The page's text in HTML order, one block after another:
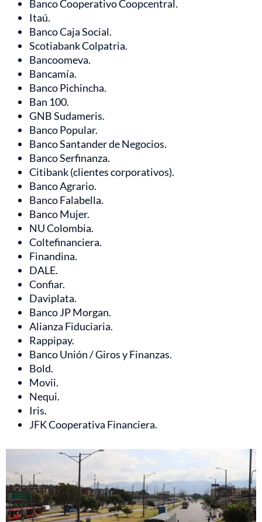
Banco Cooperativo Coopcentral.
Itaú.
Banco Caja Social.
Scotiabank Colpatria.
Bancoomeva.
Bancamía.
Banco Pichincha.
Ban 100.
GNB Sudameris.
Banco Popular.
Banco Santander de Negocios.
Banco Serfinanza.
Citibank (clientes corporativos).
Banco Agrario.
Banco Falabella.
Banco Mujer.
NU Colombia.
Coltefinanciera.
Finandina.
DALE.
Confiar.
Daviplata.
Banco JP Morgan.
Alianza Fiduciaria.
Rappipay.
Banco Unión / Giros y Finanzas.
Bold.
Movii.
Nequi.
Iris.
JFK Cooperativa Financiera.